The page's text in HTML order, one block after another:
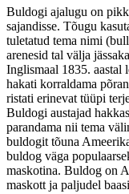
Buldogi ajalugu on
sajandisse. Tõugu
tuletatud tema nimi
arenesid tal välja
Inglismaal 1835. aastal
hakati korraldama
ristati erinevat tüüpi
Buldogi austajad
parandama nii tema
buldogit tõuna
buldog väga
maskotina. Buldog on
maskott ja paljudel